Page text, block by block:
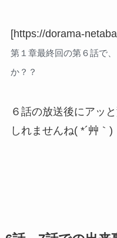
[https://dorama-
第１章最終回の第６話で
か？？
６話の放送後にアッ
しれませんね( *´艸｀)